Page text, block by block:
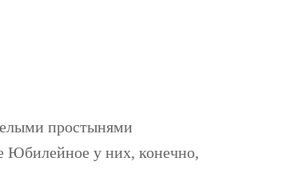
простынями
Юбилейное у них, конечно,